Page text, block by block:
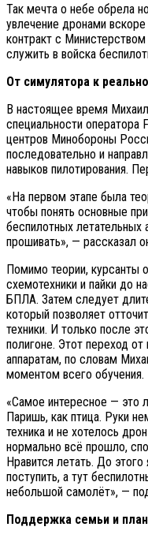
Так мечта о небе обрела
увлечение дронами
контракт с
служить в войска
От симулятора к
В настоящее время Михаил
специальности оператора
центров Минобороны
последовательно и
навыков пилотирования.
«На первом этапе была
чтобы понять основные
беспилотных летательных
прошивать», — рассказал
Помимо теории, курсанты
схемотехники и пайки до
БПЛА. Затем следует
который позволяет
техники. И только после
полигоне. Этот переход
аппаратам, по словам
моментом всего обучения.
«Самое интересное — это
Паришь, как птица. Руки
техника и не хотелось
нормально всё прошло,
Нравится летать. До
поступить, а тут
небольшой самолёт», —
Поддержка семьи и